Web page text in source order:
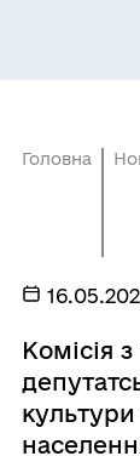
Головна
Комісія
культури